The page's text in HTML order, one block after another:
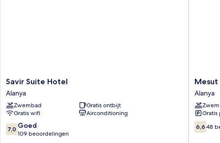
Savir
Suite
Hotel
Alanya
Savir Suite Hotel
Alanya
Zwembad
Gratis ontbijt
Gratis wifi
Airconditioning
7.0
van
7,0 Goed
109 beoordelingen
Mesut
Hotel
Alanya
Alanya
Gratis
6.6
van
6,6 48